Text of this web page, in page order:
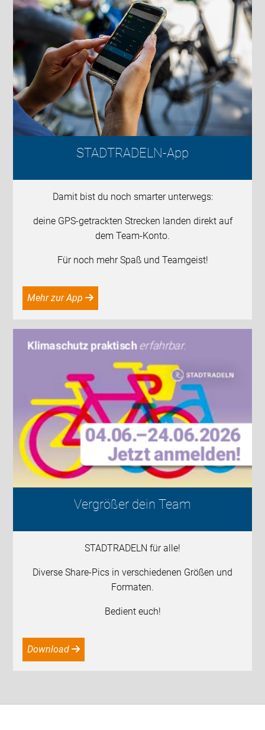
STADTRADELN-App
Damit bist du noch smarter unterwegs:
deine GPS-getrackten Strecken landen direkt auf
dem Team-Konto.
Für noch mehr Spaß und Teamgeist!
Mehr zur App
Vergrößer dein Team
STADTRADELN für alle!
Diverse Share-Pics in verschiedenen Größen und
Formaten.
Bedient euch!
Download